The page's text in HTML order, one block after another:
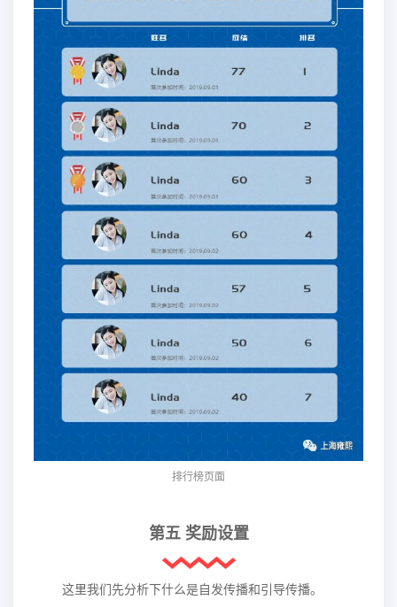
排行榜页面
第五 奖励设置
这里我们先分析下什么是自发传播和引导传播。